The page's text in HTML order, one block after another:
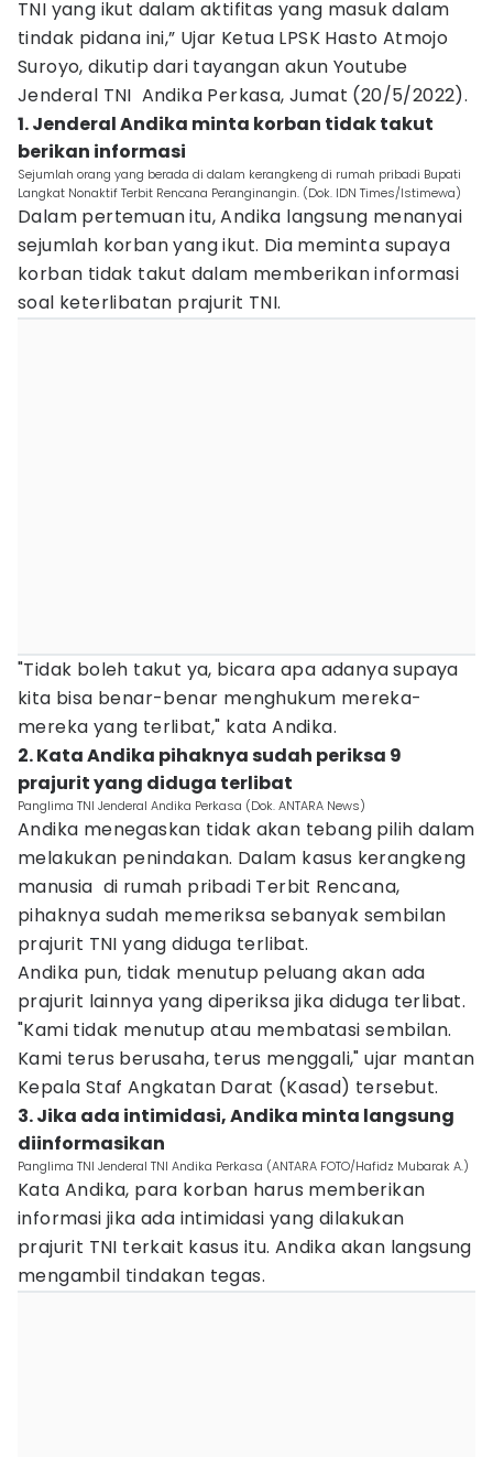
TNI yang ikut dalam aktifitas yang masuk dalam
tindak pidana ini,” Ujar Ketua LPSK Hasto Atmojo
Suroyo, dikutip dari tayangan akun Youtube
Jenderal TNI Andika Perkasa, Jumat (20/5/2022).
1. Jenderal Andika minta korban tidak takut
berikan informasi
Sejumlah orang yang berada di dalam kerangkeng di rumah pribadi Bupati
Langkat Nonaktif Terbit Rencana Peranginangin. (Dok. IDN Times/Istimewa)
Dalam pertemuan itu, Andika langsung menanyai
sejumlah korban yang ikut. Dia meminta supaya
korban tidak takut dalam memberikan informasi
soal keterlibatan prajurit TNI.
"Tidak boleh takut ya, bicara apa adanya supaya
kita bisa benar-benar menghukum mereka-
mereka yang terlibat," kata Andika.
2. Kata Andika pihaknya sudah periksa 9
prajurit yang diduga terlibat
Panglima TNI Jenderal Andika Perkasa (Dok. ANTARA News)
Andika menegaskan tidak akan tebang pilih dalam
melakukan penindakan. Dalam kasus kerangkeng
manusia di rumah pribadi Terbit Rencana,
pihaknya sudah memeriksa sebanyak sembilan
prajurit TNI yang diduga terlibat.
Andika pun, tidak menutup peluang akan ada
prajurit lainnya yang diperiksa jika diduga terlibat.
"Kami tidak menutup atau membatasi sembilan.
Kami terus berusaha, terus menggali," ujar mantan
Kepala Staf Angkatan Darat (Kasad) tersebut.
3. Jika ada intimidasi, Andika minta langsung
diinformasikan
Panglima TNI Jenderal TNI Andika Perkasa (ANTARA FOTO/Hafidz Mubarak A.)
Kata Andika, para korban harus memberikan
informasi jika ada intimidasi yang dilakukan
prajurit TNI terkait kasus itu. Andika akan langsung
mengambil tindakan tegas.